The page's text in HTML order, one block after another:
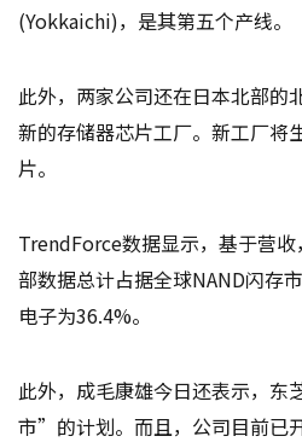
(Yokkaichi)，是其第五个产线。
此外，两家公司还在日本北部
新的存储器芯片工厂。新工厂将
片。
TrendForce数据显示，基于营
部数据总计占据全球NAND闪存
电子为36.4%。
此外，成毛康雄今日还表示，
市”的计划。而且，公司目前已